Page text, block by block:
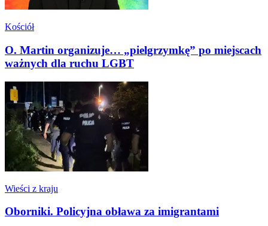
Kościół
O. Martin organizuje… „pielgrzymkę” po miejscach
ważnych dla ruchu LGBT
Wieści z kraju
Oborniki. Policyjna obława za imigrantami